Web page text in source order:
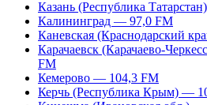
Казань (Республика
Калининград — 97,0 FM
Каневская (Краснодарский
Карачаевск (Карачаево-
FM
Кемерово — 104,3 FM
Керчь (Республика Крым) —